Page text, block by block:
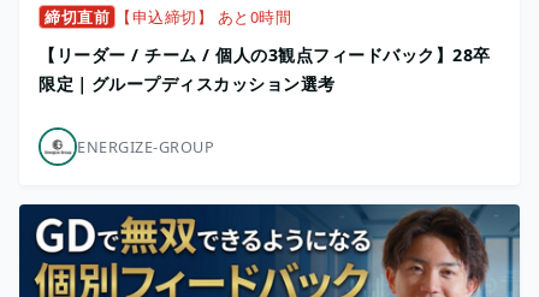
締切直前 【申込締切】 あと0時間
【リーダー / チーム / 個人の3観点フィードバック】28卒
限定｜グループディスカッション選考
ENERGIZE-GROUP